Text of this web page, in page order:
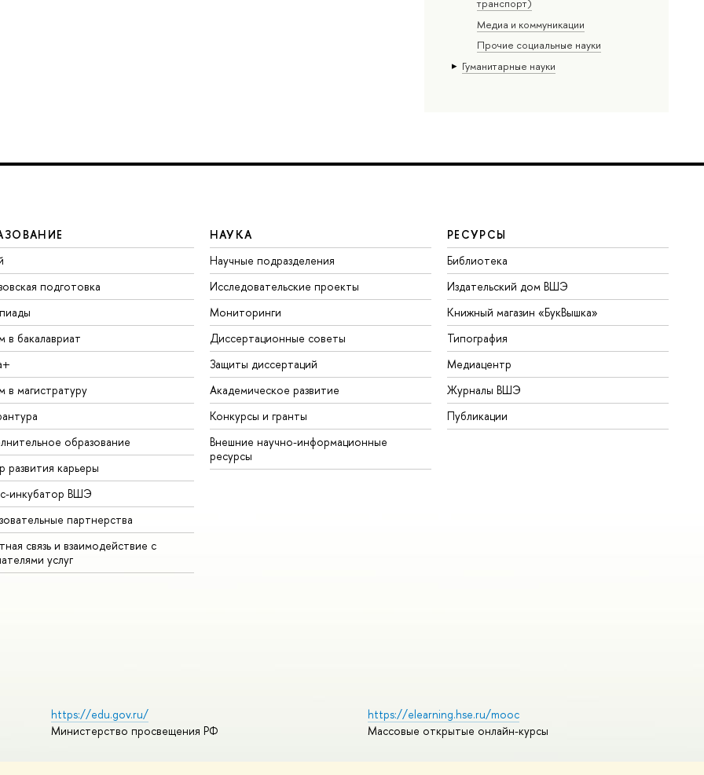
транспорт)
Медиа и коммуникации
Прочие социальные науки
Гуманитарные науки
подготовка
в бакалавриат
в магистратуру
образование
развития карьеры
инкубатор ВШЭ
партнерства
связь и взаимодействие с
услуг
НАУКА
Научные подразделения
Исследовательские проекты
Мониторинги
Диссертационные советы
Защиты диссертаций
Академическое развитие
Конкурсы и гранты
Внешние научно-информационные
ресурсы
РЕСУРСЫ
Библиотека
Издательский дом ВШЭ
Книжный магазин «БукВышка»
Типография
Медиацентр
Журналы ВШЭ
Публикации
https://edu.gov.ru/
Министерство просвещения РФ
https://elearning.hse.ru/mooc
Массовые открытые онлайн-курсы